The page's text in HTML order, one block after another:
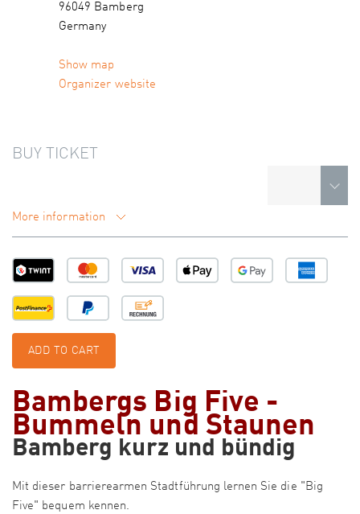
96049 Bamberg
Germany
Show map
Organizer website
BUY TICKET
More information
ADD TO CART
Bambergs Big Five -
Bummeln und Staunen
Bamberg kurz und bündig
Mit dieser barrierearmen Stadtführung lernen Sie die "Big
Five" bequem kennen.